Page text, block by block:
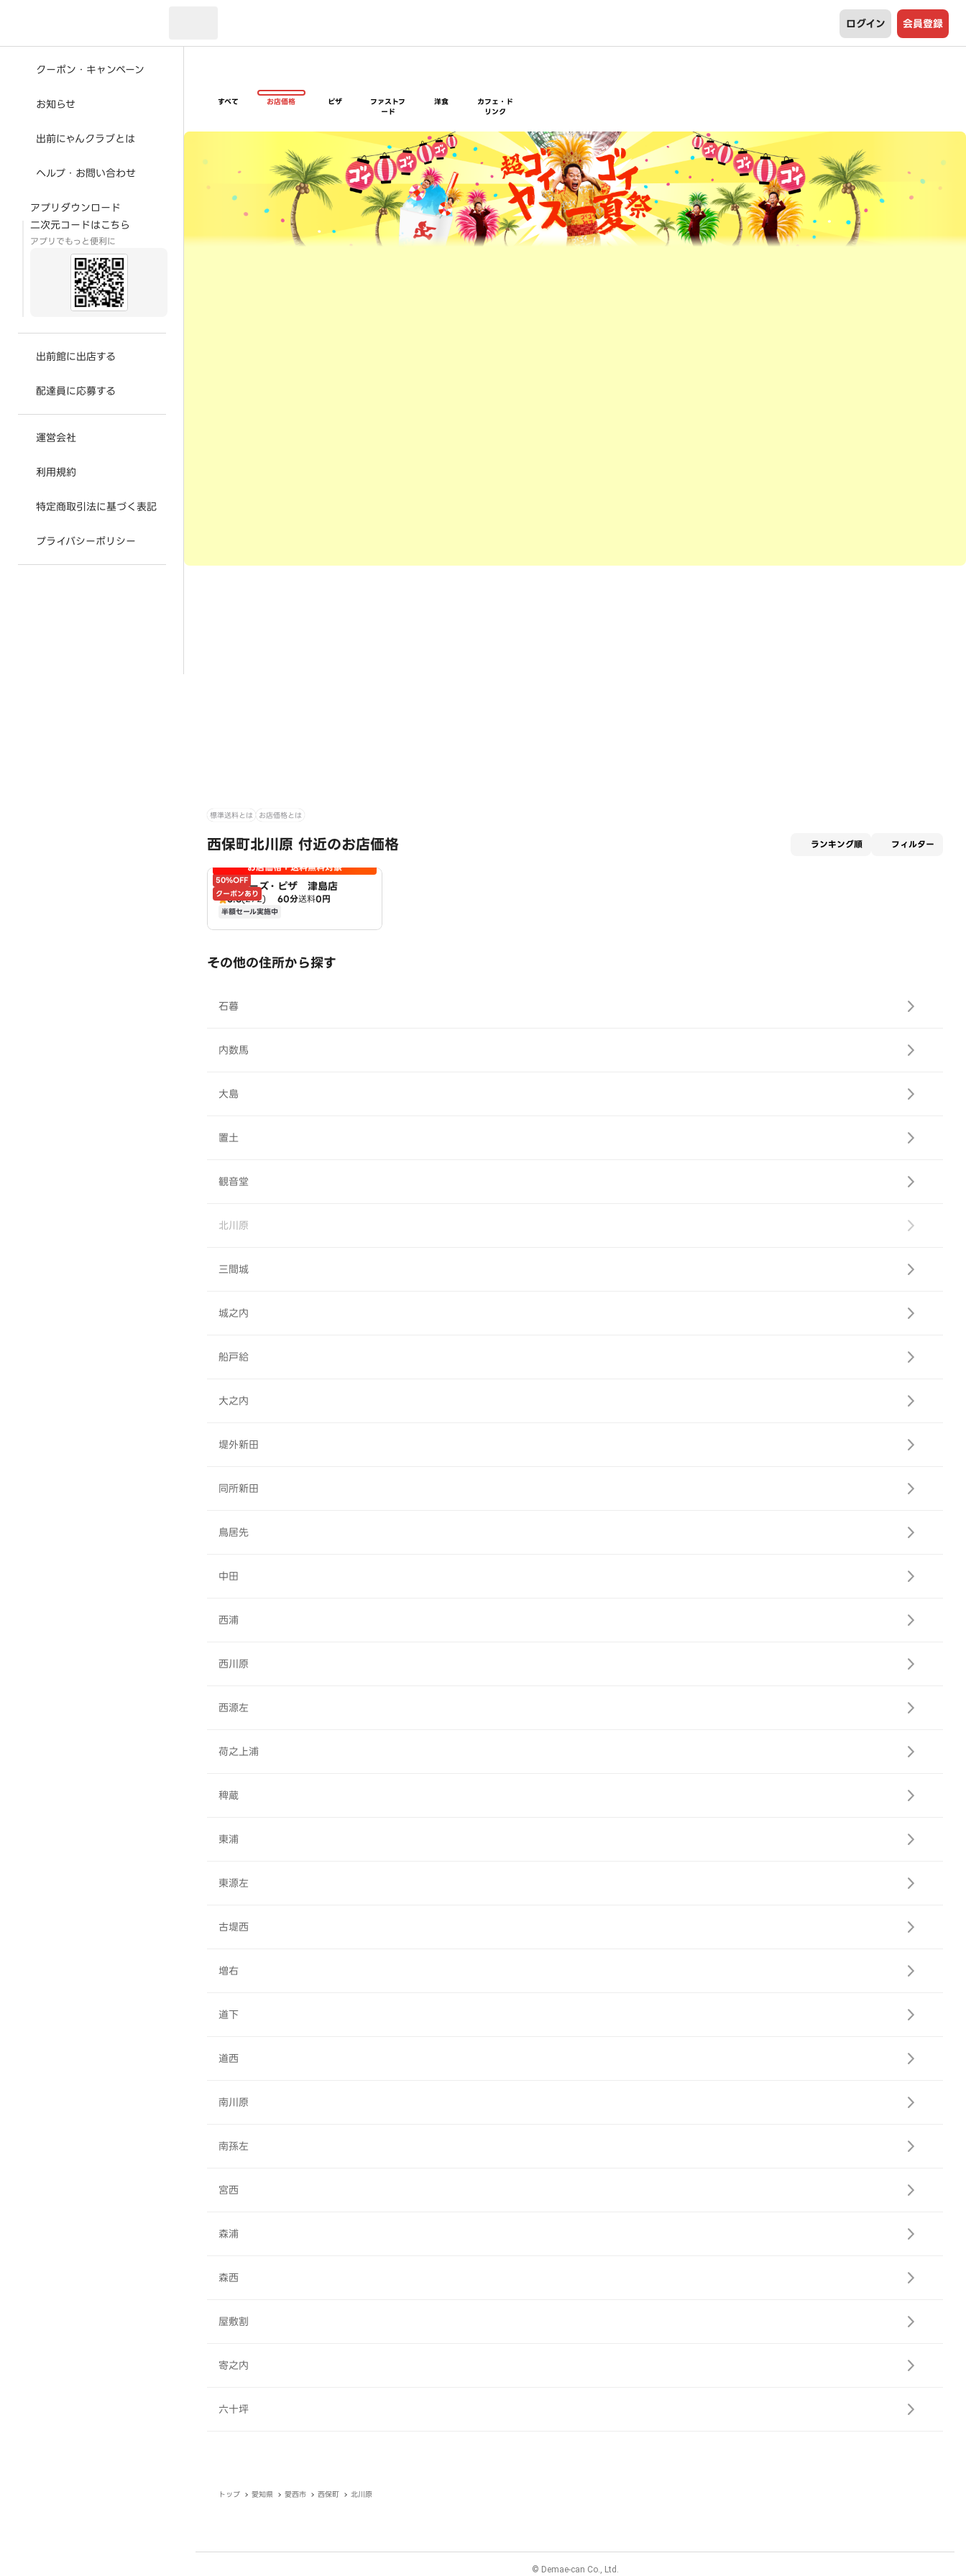
ログイン 会員登録
クーポン・キャンペーン
お知らせ
出前にゃんクラブとは
ヘルプ・お問い合わせ
アプリダウンロード
二次元コードはこちら
アプリでもっと便利に
出前館に出店する
配達員に応募する
運営会社
利用規約
特定商取引法に基づく表記
プライバシーポリシー
すべて お店価格 ピザ
ファストフ
ード
洋食
カフェ・ド
リンク
超ゴイゴイヤスー夏祭
標準送料とは お店価格とは
西保町北川原 付近のお店価格 ランキング順 フィルター
50%OFF
クーポンあり
お店価格＋送料無料対象
アオキーズ・ピザ 津島店
3.8(272) 60分送料0円
半額セール実施中
その他の住所から探す
石暮
内数馬
大島
置土
観音堂
北川原
三間城
城之内
船戸給
大之内
堤外新田
同所新田
鳥居先
中田
西浦
西川原
西源左
荷之上浦
稗蔵
東浦
東源左
古堤西
増右
道下
道西
南川原
南孫左
宮西
森浦
森西
屋敷割
寄之内
六十坪
トップ 愛知県 愛西市 西保町 北川原
© Demae-can Co., Ltd.